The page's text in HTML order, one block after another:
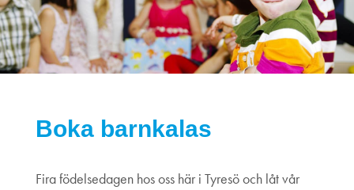
Boka barnkalas
Fira födelsedagen hos oss här i Tyresö och låt vår